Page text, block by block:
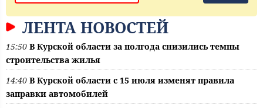
ЛЕНТА НОВОСТЕЙ
15:50 В Курской области за полгода снизились темпы
строительства жилья
14:40 В Курской области с 15 июля изменят правила
заправки автомобилей